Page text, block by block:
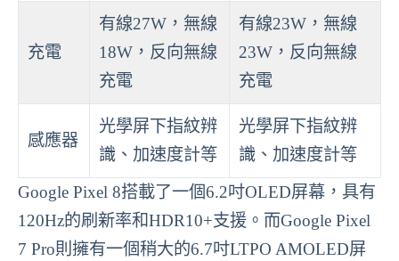
充電
有線27W，無線
18W，反向無線
充電
有線23W，無線
23W，反向無線
充電
感應器
光學屏下指紋辨
識、加速度計等
光學屏下指紋辨
識、加速度計等
Google Pixel 8搭載了一個6.2吋OLED屏幕，具有
120Hz的刷新率和HDR10+支援。而Google Pixel
7 Pro則擁有一個稍大的6.7吋LTPO AMOLED屏